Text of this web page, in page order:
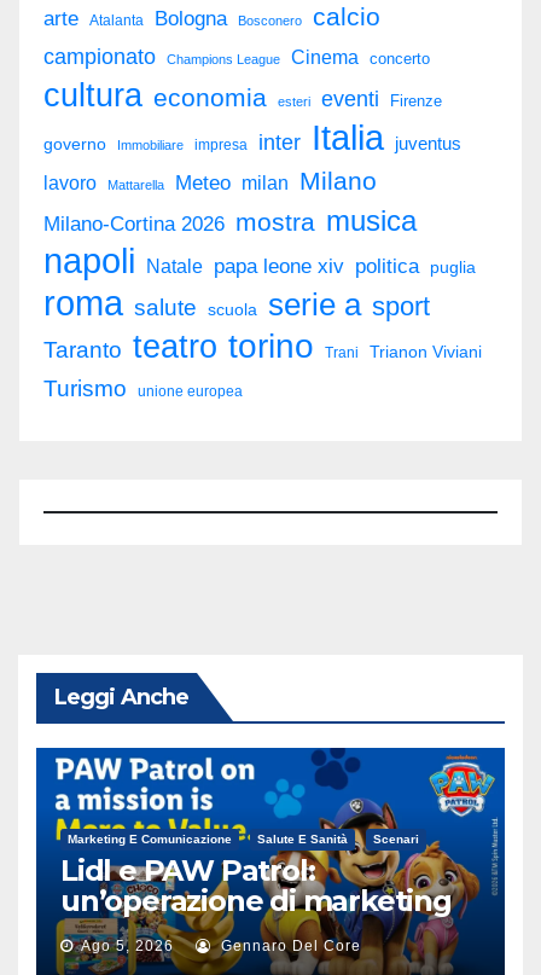
arte Atalanta Bologna Bosconero calcio
campionato Champions League Cinema concerto
cultura economia esteri eventi Firenze
governo Immobiliare impresa inter Italia juventus
lavoro
Mattarella Meteo milan Milano
Milano-Cortina 2026 mostra musica
napoli Natale papa leone xiv politica puglia
roma salute scuola serie a sport
Taranto teatro torino Trani Trianon Viviani
Turismo unione europea
Leggi Anche
Marketing E Comunicazione Salute E Sanità Scenari
Lidl e PAW Patrol:
un’operazione di marketing
alimentare
Ago 5, 2026 Gennaro Del Core